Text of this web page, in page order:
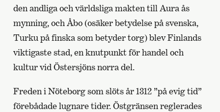
den andliga och världsliga makten till Aura ås
mynning, och Åbo (osäker betydelse på svenska,
Turku på finska som betyder torg) blev Finlands
viktigaste stad, en knutpunkt för handel och
kultur vid Östersjöns norra del.
Freden i Nöteborg som slöts år 1312 ”på evig tid”
förebådade lugnare tider. Östgränsen reglerades